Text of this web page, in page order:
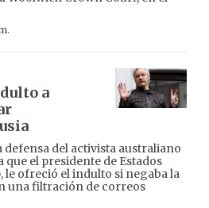
a
del activista australiano
que el presidente de Estados
le ofreció el indulto si negaba la
una filtración de correos